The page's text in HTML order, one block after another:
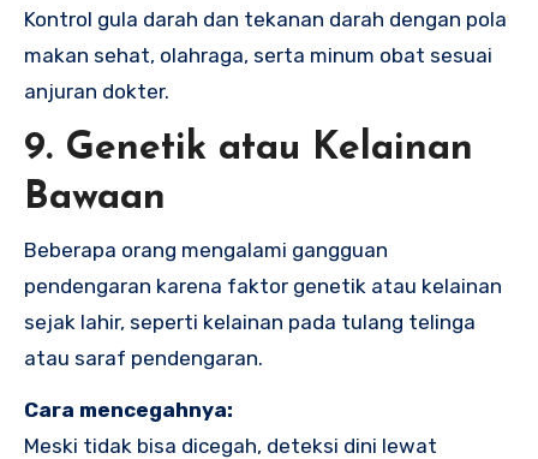
Kontrol gula darah dan tekanan darah dengan pola
makan sehat, olahraga, serta minum obat sesuai
anjuran dokter.
9. Genetik atau Kelainan
Bawaan
Beberapa orang mengalami gangguan
pendengaran karena faktor genetik atau kelainan
sejak lahir, seperti kelainan pada tulang telinga
atau saraf pendengaran.
Cara mencegahnya:
Meski tidak bisa dicegah, deteksi dini lewat